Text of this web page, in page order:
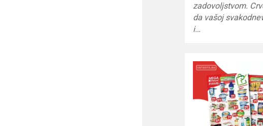
zadovoljstvom.
da vašoj
i…